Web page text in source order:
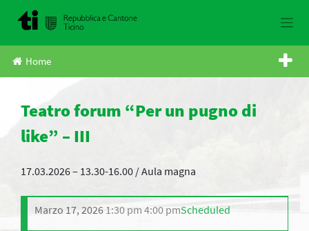
Home
Teatro forum “Per un pugno di
like” – III
17.03.2026 – 13.30-16.00 / Aula magna
Marzo 17, 2026 1:30 pm 4:00 pmScheduled